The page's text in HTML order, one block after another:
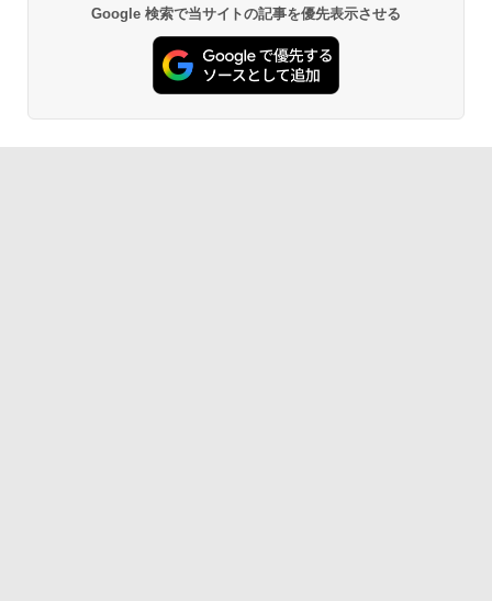
Google 検索で当サイトの記事を優先表示させる